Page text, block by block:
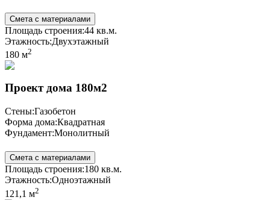
Смета с материалами
Площадь строения:44 кв.м.
Этажность:Двухэтажный
180 м2
Проект дома 180м2
Стены:Газобетон
Форма дома:Квадратная
Фундамент:Монолитный
Смета с материалами
Площадь строения:180 кв.м.
Этажность:Одноэтажный
121,1 м2